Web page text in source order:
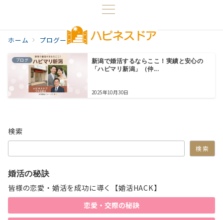
ホーム プログ一覧 新潟婚活
ブログ
新潟で婚活するならここ！実績と安心の
「ハピマリ新潟」（仲...
2025年10月30日
検索
検索
婚活の秘訣
皆様の恋愛・婚活を成功に導く【婚活HACK】
恋愛・交際の秘訣